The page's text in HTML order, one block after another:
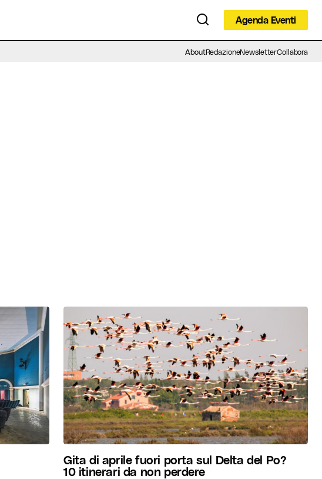
Agenda Eventi
Agenda Eventi
AboutRedazioneNewsletterCollabora
Gita di aprile fuori porta sul Delta del Po?
10 itinerari da non perdere